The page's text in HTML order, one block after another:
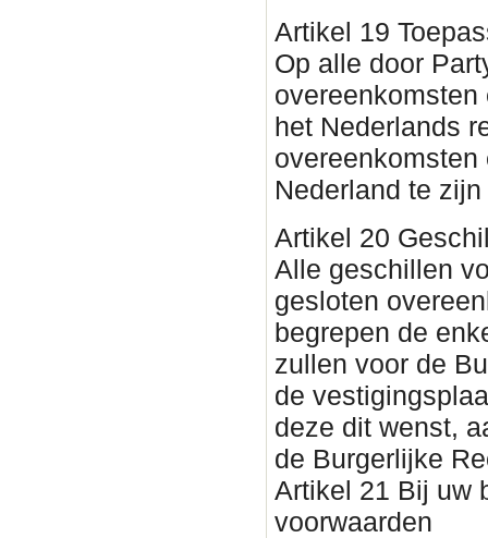
Artikel 19
Op alle door
het Nederlands
Nederland te
Artikel 20
Alle geschillen
gesloten
begrepen de
zullen voor de
de
deze dit wenst,
de Burgerlijke
Artikel 21 Bij uw
voorwaarden